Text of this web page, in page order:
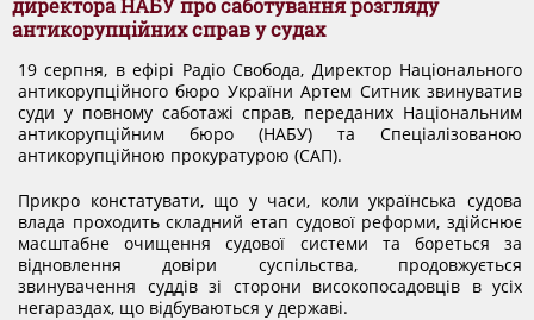
РІШЕННЯ РСУ
НОРМАТИВНІ ДОКУМЕНТИ
МІЖНАРОДНІ СТАНДАРТИ
директора НАБУ про саботування розгляду
антикорупційних справ у судах
19 серпня, в ефірі Радіо Свобода, Директор Національного
антикорупційного бюро України Артем Ситник звинуватив
суди у повному саботажі справ, переданих Національним
антикорупційним бюро (НАБУ) та Спеціалізованою
антикорупційною прокуратурою (САП).
Прикро констатувати, що у часи, коли українська судова
влада проходить складний етап судової реформи, здійснює
масштабне очищення судової системи та бореться за
відновлення довіри суспільства, продовжується
звинувачення суддів зі сторони високопосадовців в усіх
негараздах, що відбуваються у державі.